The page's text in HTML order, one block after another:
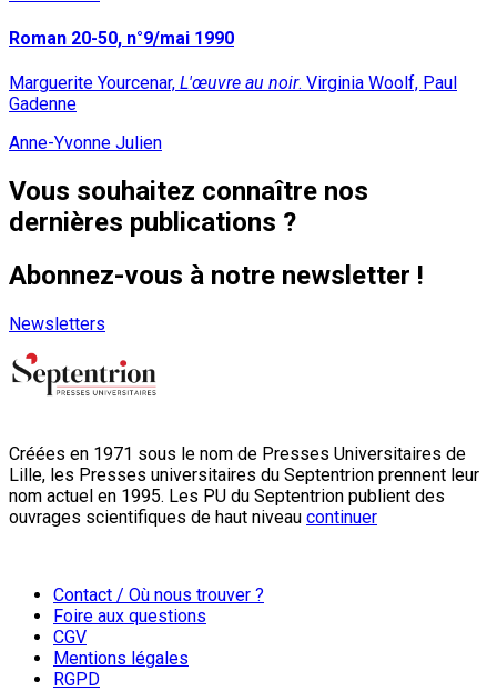
Roman 20-50, n°9/mai 1990
Marguerite Yourcenar, L'œuvre au noir. Virginia Woolf, Paul
Gadenne
Anne-Yvonne Julien
Vous souhaitez connaître nos
dernières publications ?
Abonnez-vous à notre newsletter !
Newsletters
Créées en 1971 sous le nom de Presses Universitaires de
Lille, les Presses universitaires du Septentrion prennent leur
nom actuel en 1995. Les PU du Septentrion publient des
ouvrages scientifiques de haut niveau continuer
Contact / Où nous trouver ?
Foire aux questions
CGV
Mentions légales
RGPD